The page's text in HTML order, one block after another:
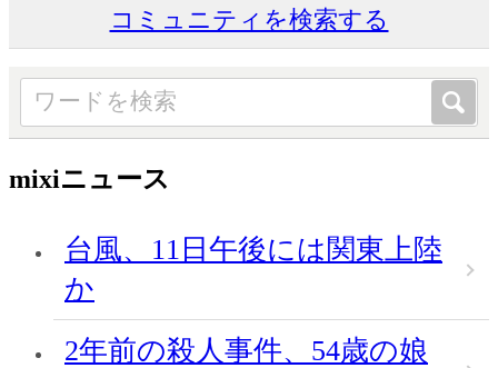
コミュニティを検索する
mixiニュース
台風、11日午後には関東上陸
か
2年前の殺人事件、54歳の娘